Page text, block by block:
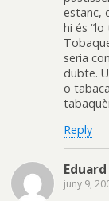
estanc,
hi és
seria
dubte.
o
Reply
Eduard
juny 9,